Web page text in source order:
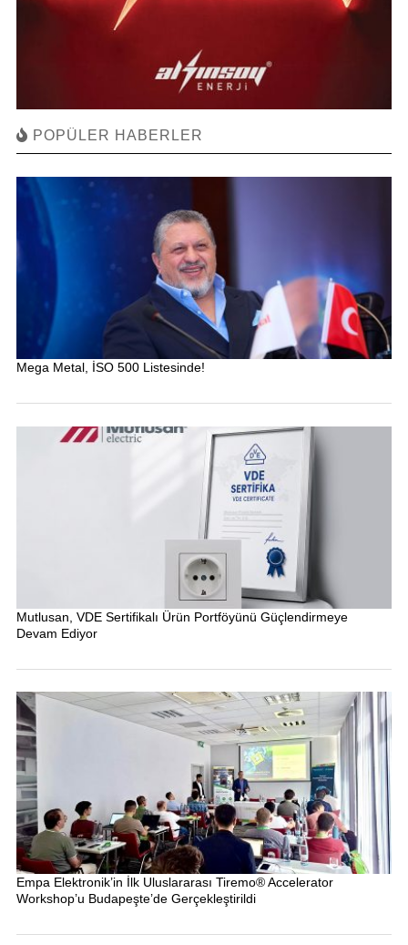
POPÜLER HABERLER
Mega Metal, İSO 500 Listesinde!
Mutlusan, VDE Sertifikalı Ürün Portföyünü Güçlendirmeye
Devam Ediyor
Empa Elektronik’in İlk Uluslararası Tiremo® Accelerator
Workshop’u Budapeşte’de Gerçekleştirildi